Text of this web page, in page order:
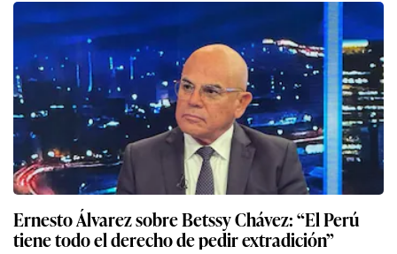
Ernesto Álvarez sobre Betssy Chávez: “El Perú
tiene todo el derecho de pedir extradición”